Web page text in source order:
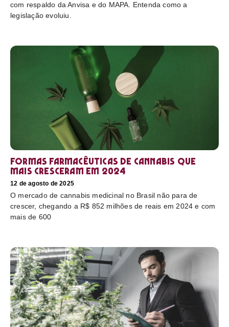
com respaldo da Anvisa e do MAPA. Entenda como a
legislação evoluiu.
Formas farmacêuticas de cannabis que
mais cresceram em 2024
12 de agosto de 2025
O mercado de cannabis medicinal no Brasil não para de
crescer, chegando a R$ 852 milhões de reais em 2024 e com
mais de 600